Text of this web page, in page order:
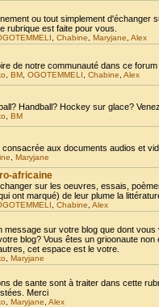
ou tout simplement d'échanger
rubrique est faite pour vous.
Chabine Maryjane Alex
de notre communauté dans ce forum
BM OGOTEMMELI Chabine Alex
Handball? Hockey sur glace?
BM
aux documents audios et
Maryjane
africaine
sur les oeuvres, essais,
ont marqué) de leur plume la
Chabine Alex
message sur votre blog que dont
blog? Vous êtes un grioonaute
cet espace est le votre.
Maryjane
de sante sont à traiter dans cette
Merci
Maryjane Alex